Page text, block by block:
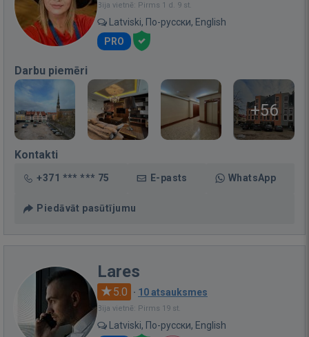
Bija vietnē: Pirms 1 d. 9 st.
Latviski, По-русски, English
PRO
Darbu piemēri
+56
Kontakti
+371 *** *** 75 E-pasts WhatsApp
Piedāvāt pasūtījumu
Lares
5.0 · 10 atsauksmes
Bija vietnē: Pirms 19 st.
Latviski, По-русски, English